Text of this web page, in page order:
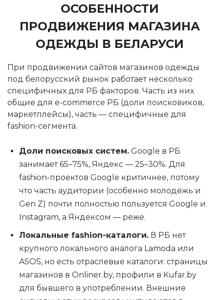
ОСОБЕННОСТИ
ПРОДВИЖЕНИЯ МАГАЗИНА
ОДЕЖДЫ В БЕЛАРУСИ
При продвижении сайтов магазинов одежды
под белорусский рынок работает несколько
специфичных для РБ факторов. Часть из них
общие для e-commerce РБ (доли поисковиков,
маркетплейсы), часть — специфичные для
fashion-сегмента.
Доли поисковых систем. Google в РБ
занимает 65–75%, Яндекс — 25–30%. Для
fashion-проектов Google критичнее, потому
что часть аудитории (особенно молодёжь и
Gen Z) почти полностью пользуется Google и
Instagram, а Яндексом — реже.
Локальные fashion-каталоги. В РБ нет
крупного локального аналога Lamoda или
ASOS, но есть отраслевые каталоги: страницы
магазинов в Onliner.by, профили в Kufar.by
для бывшего в употреблении. Внешние